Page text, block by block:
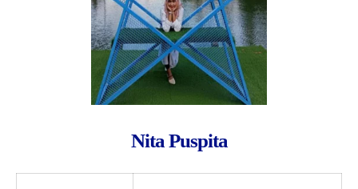
Hubungi Kami
Nita Puspita